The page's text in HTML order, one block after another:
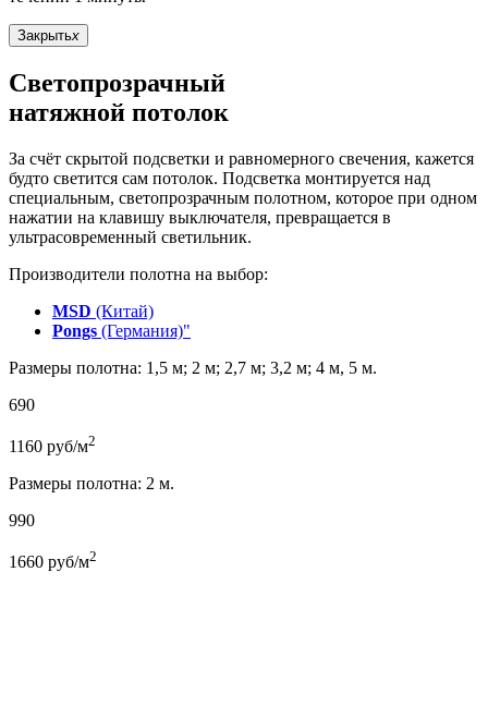
Закрытьx
Светопрозрачный
натяжной потолок
За счёт скрытой подсветки и равномерного свечения, кажется
будто светится сам потолок. Подсветка монтируется над
специальным, светопрозрачным полотном, которое при одном
нажатии на клавишу выключателя, превращается в
ультрасовременный светильник.
Производители полотна на выбор:
MSD (Китай)
Pongs (Германия)"
Размеры полотна: 1,5 м; 2 м; 2,7 м; 3,2 м; 4 м, 5 м.
690
1160 руб/м2
Размеры полотна: 2 м.
990
1660 руб/м2